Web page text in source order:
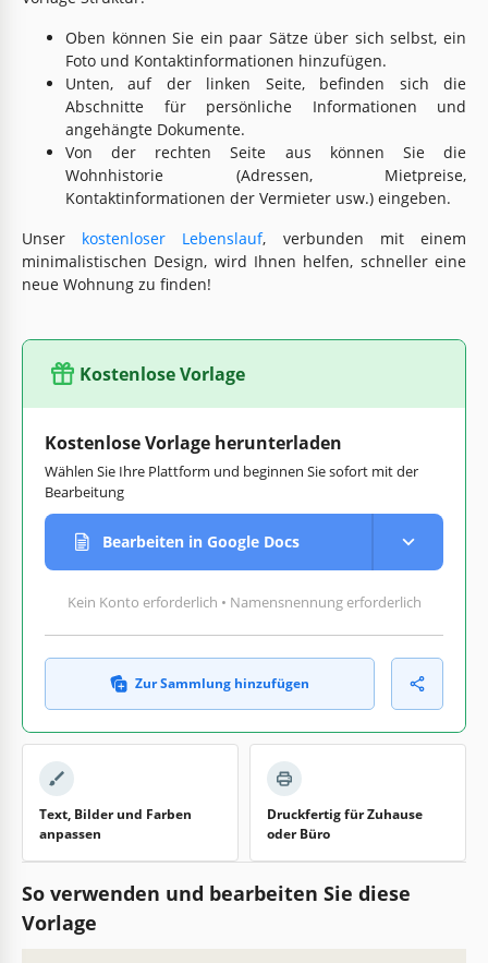
Oben können Sie ein paar Sätze über sich selbst, ein
Foto und Kontaktinformationen hinzufügen.
Unten, auf der linken Seite, befinden sich die
Abschnitte für persönliche Informationen und
angehängte Dokumente.
Von der rechten Seite aus können Sie die
Wohnhistorie (Adressen, Mietpreise,
Kontaktinformationen der Vermieter usw.) eingeben.
Unser kostenloser Lebenslauf, verbunden mit einem
minimalistischen Design, wird Ihnen helfen, schneller eine
neue Wohnung zu finden!
Kostenlose Vorlage
Kostenlose Vorlage herunterladen
Wählen Sie Ihre Plattform und beginnen Sie sofort mit der
Bearbeitung
Bearbeiten in Google Docs
Kein Konto erforderlich • Namensnennung erforderlich
Zur Sammlung hinzufügen
Text, Bilder und Farben
anpassen
Druckfertig für Zuhause
oder Büro
So verwenden und bearbeiten Sie diese
Vorlage